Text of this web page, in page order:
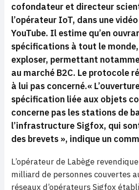
cofondateur et directeur
l’opérateur IoT, dans une
YouTube. Il estime qu’en
spécifications à tout le monde,
exploser, permettant
au marché B2C. Le protocole
à lui pas concerné.«
spécification liée aux objets
concerne pas les stations de
l’infrastructure Sigfox, qui
des brevets », indique un
L’opérateur de Labège
milliard de personnes couvertes
réseaux d’opérateurs Sigfox